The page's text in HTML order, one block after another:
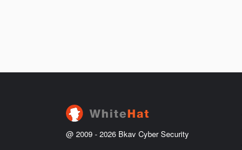
@ 2009 - 2026 Bkav Cyber Security